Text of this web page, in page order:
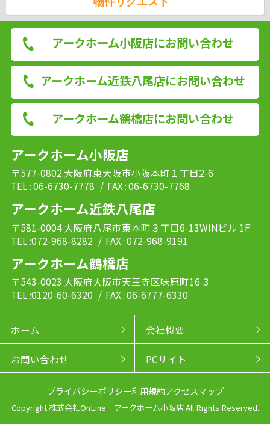
アークホーム小阪店にお問い合わせ
アークホーム近鉄八尾店にお問い合わせ
アークホーム鶴橋店にお問い合わせ
アークホーム小阪店
〒577-0802 大阪府東大阪市小阪本町１丁目2-6
TEL : 06-6730-7778 / FAX : 06-6730-7768
アークホーム近鉄八尾店
〒581-0004 大阪府八尾市東本町３丁目6-13WINビル 1F
TEL :072-968-8282 / FAX : 072-968-9191
アークホーム鶴橋店
〒543-0023 大阪府大阪市天王寺区味原町16-3
TEL :0120-60-6320 / FAX : 06-6777-6330
ホーム 会社概要
お問い合わせ PCサイト
プライバシーポリシー利用規約アクセスマップ
Copyright 株式会社OnLine アークホーム小阪店 All Rights Reserved.